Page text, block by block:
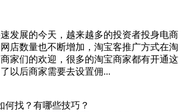
展的今天，越来越多的投资者投身电商
店数量也不断增加，淘宝客推广方式在淘
家们的欢迎，很多的淘宝商家都有开通这
以后商家需要去设置佣...
何找？有哪些技巧？